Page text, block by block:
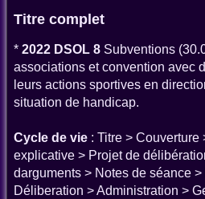
Titre complet
* 2022 DSOL 8 Subventions
associations et convention avec
leurs actions sportives en
situation de handicap.
Cycle de vie : Titre > Couverture
explicative > Projet de
darguments > Notes de séance
Déliberation > Administration >